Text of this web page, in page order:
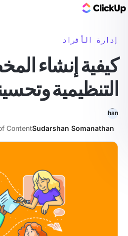
إدارة الأفراد
كيفية إنشاء
التنظيمية
Sudarshan Somanathan
Content